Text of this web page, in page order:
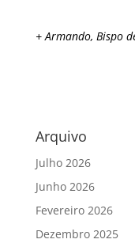
+ Armando, Bispo
Arquivo
Julho 2026
Junho 2026
Fevereiro 2026
Dezembro 2025